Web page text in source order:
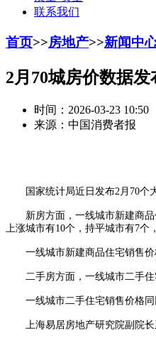
联系我们
首页>>房地产>>新闻中
2月70城房价数据
时间：2026-03-23 10:50
来源：中国消费者报
国家统计局近日发布2月70个大
新房方面，一线城市新建商品
上涨城市有10个，持平城市有7个
一线城市新建商品住宅销售价格
二手房方面，一线城市二手住宅
一线城市二手住宅销售价格同比
上海易居房地产研究院副院长